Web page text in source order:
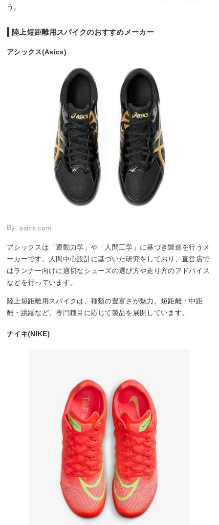
う。
陸上短距離用スパイクのおすすめメーカー
アシックス(Asics)
By:asics.com
アシックスは「運動力学」や「人間工学」に基づき製造を行うメ
ーカーです。人間中心設計に基づいた研究をしており、直営店で
はランナー向けに適切なシューズの選び方や走り方のアドバイス
などを行っています。
陸上短距離用スパイクは、種類の豊富さが魅力。短距離・中距
離・跳躍など、専門種目に応じて製品を展開しています。
ナイキ(NIKE)